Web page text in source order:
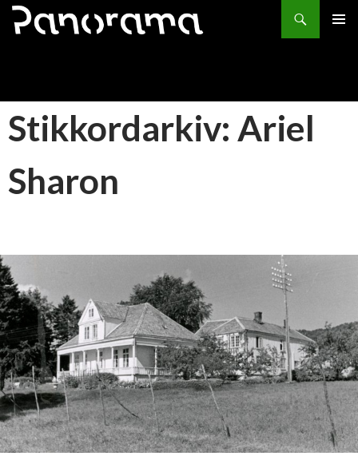
Søk
HOPP
Stikkordarkiv: Ariel
Sharon